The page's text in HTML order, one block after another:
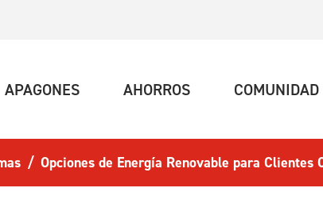
APAGONES(ACTUAL)AHORROS(ACTUAL)COMUNIDAD
Opciones de Energía Renovable para Clientes